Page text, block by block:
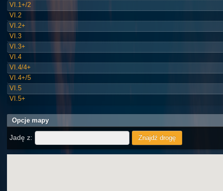
VI.1+/2
VI.2
VI.2+
VI.3
VI.3+
VI.4
VI.4/4+
VI.4+/5
VI.5
VI.5+
Opcje mapy
Jadę z: